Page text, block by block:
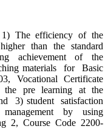
1) The efficiency of the
than the standard
achievement of the
materials for Basic
Vocational Certificate
the pre learning at the
3) student satisfaction
by using
2, Course Code 2200-